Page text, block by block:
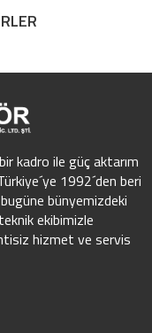
kadro ile güç aktarım
1992´den beri
bünyemizdeki
ekibimizle
hizmet ve servis